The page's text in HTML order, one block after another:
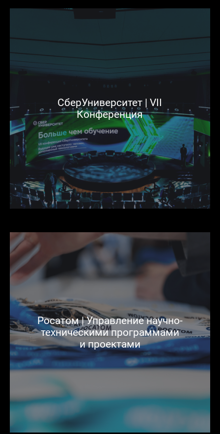
СберУниверситет | VII
Конференция
Росатом | Управление научно-
техническими программами
и проектами